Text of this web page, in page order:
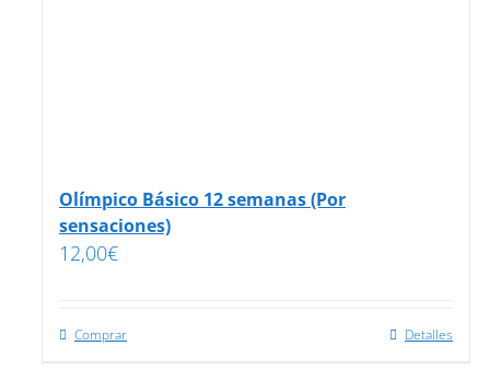
Olímpico Básico 12 semanas (Por
sensaciones)
12,00€
Comprar Detalles